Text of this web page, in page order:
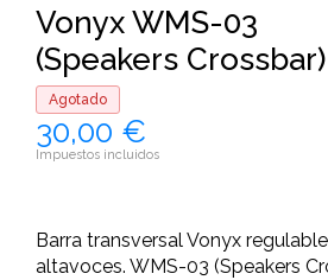
Vonyx WMS-03
(Speakers Crossbar)
Agotado
30,00 €
Impuestos incluidos
Barra transversal Vonyx
altavoces. WMS-03 (Speakers